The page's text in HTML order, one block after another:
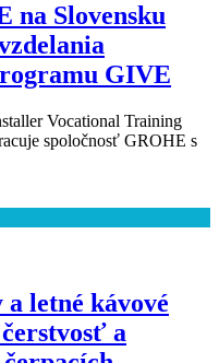
na Slovensku
GIVE
Vocational Training
spoločnosť GROHE s
letné kávové
a